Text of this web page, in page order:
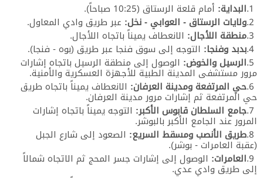
البداية: أمام قلعة الرستاق (10:25 صباحاً).
ولايات الرستاق - العوابي - نخل: عبر طريق وادي المعاول.
منطقة اللأجال: الانعطاف يميناً باتجاه اللأجال.
بدبد وفنجا: التوجه إلى سوق فنجا عبر طريق (بوه - فنجا).
الرسيل والخوض: الوصول إلى منطقة الرسيل باتجاه إشارات
مرور مستشفى المدينة الطبية للأجهزة العسكرية والأمنية.
حي المرتفعة ومدينة العرفان: الانعطاف يميناً باتجاه طريق
حي المرتفعة ثم إشارات مرور مدينة العرفان.
جامع السلطان قابوس الأكبر: التوجه يميناً باتجاه إشارات
المرور عند الجامع الأكبر بالبوشر.
طريق الأنصب ومسقط السريع: الصعود إلى شارع الجبل
(عقبة العامرات - بوشر).
العامرات: الوصول إلى إشارات جسر المحج ثم الاتجاه شمالاً
إلى طريق وادي عدي.